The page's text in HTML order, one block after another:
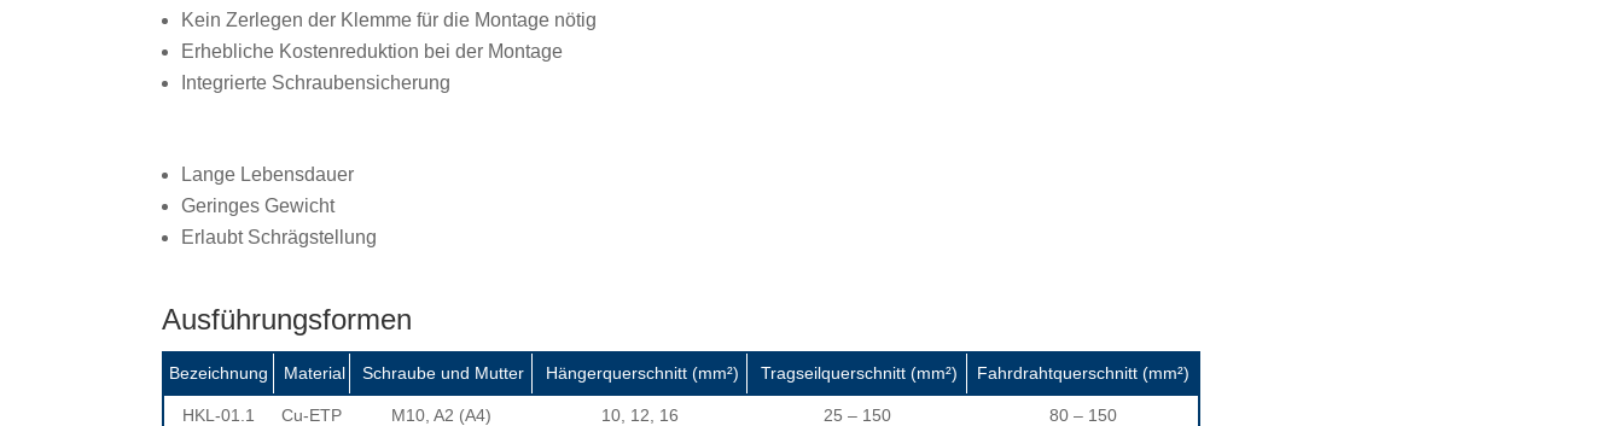
Kein Zerlegen der Klemme für die Montage nötig
Erhebliche Kostenreduktion bei der Montage
Integrierte Schraubensicherung
Lange Lebensdauer
Geringes Gewicht
Erlaubt Schrägstellung
Ausführungsformen
Bezeichnung Material Schraube und Mutter Hängerquerschnitt (mm²) Tragseilquerschnitt (mm²) Fahrdrahtquerschnitt (mm²)
HKL-01.1 Cu-ETP M10, A2 (A4) 10, 12, 16 25 – 150 80 – 150